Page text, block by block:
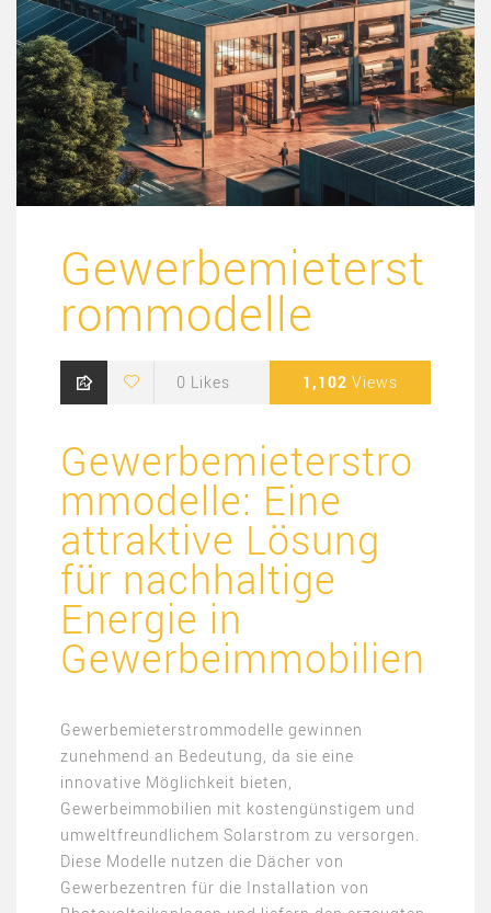
Gewerbemieterst
rommodelle
0 Likes 1,102 Views
Gewerbemieterstro
mmodelle: Eine
attraktive Lösung
für nachhaltige
Energie in
Gewerbeimmobilien
Gewerbemieterstrommodelle gewinnen
zunehmend an Bedeutung, da sie eine
innovative Möglichkeit bieten,
Gewerbeimmobilien mit kostengünstigem und
umweltfreundlichem Solarstrom zu versorgen.
Diese Modelle nutzen die Dächer von
Gewerbezentren für die Installation von